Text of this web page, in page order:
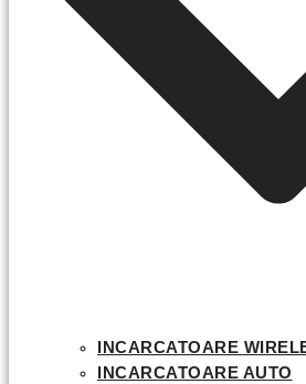
INCARCATOARE
INCARCATOARE AUTO